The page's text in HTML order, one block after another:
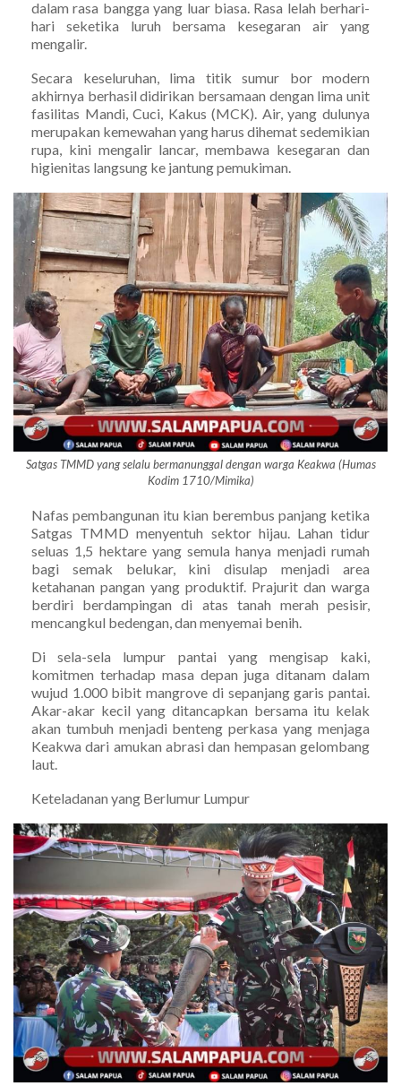
dalam rasa bangga yang luar biasa. Rasa lelah berhari-
hari seketika luruh bersama kesegaran air yang
mengalir.
Secara keseluruhan, lima titik sumur bor modern
akhirnya berhasil didirikan bersamaan dengan lima unit
fasilitas Mandi, Cuci, Kakus (MCK). Air, yang dulunya
merupakan kemewahan yang harus dihemat sedemikian
rupa, kini mengalir lancar, membawa kesegaran dan
higienitas langsung ke jantung pemukiman.
Satgas TMMD yang selalu bermanunggal dengan warga Keakwa (Humas
Kodim 1710/Mimika)
Nafas pembangunan itu kian berembus panjang ketika
Satgas TMMD menyentuh sektor hijau. Lahan tidur
seluas 1,5 hektare yang semula hanya menjadi rumah
bagi semak belukar, kini disulap menjadi area
ketahanan pangan yang produktif. Prajurit dan warga
berdiri berdampingan di atas tanah merah pesisir,
mencangkul bedengan, dan menyemai benih.
Di sela-sela lumpur pantai yang mengisap kaki,
komitmen terhadap masa depan juga ditanam dalam
wujud 1.000 bibit mangrove di sepanjang garis pantai.
Akar-akar kecil yang ditancapkan bersama itu kelak
akan tumbuh menjadi benteng perkasa yang menjaga
Keakwa dari amukan abrasi dan hempasan gelombang
laut.
Keteladanan yang Berlumur Lumpur